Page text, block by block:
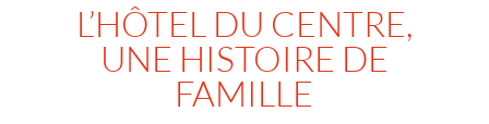
L’HÔTEL DU CENTRE,
UNE HISTOIRE DE
FAMILLE